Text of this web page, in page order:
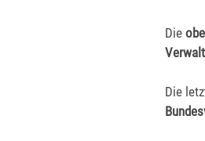
Die
Die